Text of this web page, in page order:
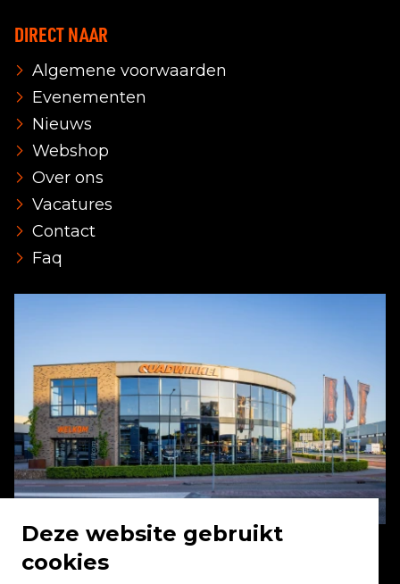
DIRECT NAAR
Algemene voorwaarden
Evenementen
Nieuws
Webshop
Over ons
Vacatures
Contact
Faq
Deze website gebruikt
cookies